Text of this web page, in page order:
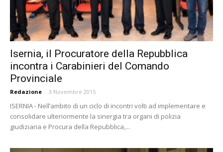
Isernia, il Procuratore della Repubblica
incontra i Carabinieri del Comando
Provinciale
Redazione - 3 Novembre 2015
ISERNIA - Nell’ambito di un ciclo di incontri volti ad implementare e
consolidare ulteriormente la sinergia tra organi di polizia
giudiziaria e Procura della Repubblica,...